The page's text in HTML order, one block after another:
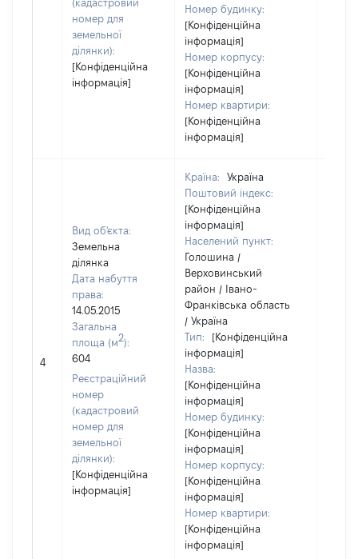
(кадастровий
номер для
земельної
ділянки):
[Конфіденційна
інформація]
Номер будинку:
[Конфіденційна
інформація]
Номер корпусу:
[Конфіденційна
інформація]
Номер квартири:
[Конфіденційна
інформація]
4
Вид об'єкта:
Земельна
ділянка
Дата набуття
права:
14.05.2015
Загальна
площа (м2):
604
Реєстраційний
номер
(кадастровий
номер для
земельної
ділянки):
[Конфіденційна
інформація]
Країна:
Україна
Поштовий індекс:
[Конфіденційна
інформація]
Населений пункт:
Голошина /
Верховинський
район / Івано-
Франківська область
/ Україна
Тип:
[Конфіденційна
інформація]
Назва:
[Конфіденційна
інформація]
Номер будинку:
[Конфіденційна
інформація]
Номер корпусу:
[Конфіденційна
інформація]
Номер квартири:
[Конфіденційна
інформація]